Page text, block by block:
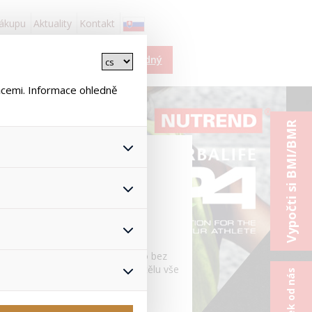
Vypočti si BMI/BMR
Aktuality Kontakt
Košík je prázdný
často i několikrát denně a to bez
a minerálů zajistí vašemu tělu vše
Informace ohledně
s uživáním cookies. Pro
nedokážeme zjistit
se nevhodným